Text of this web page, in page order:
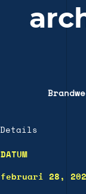
Details
DATUM
februari 28,